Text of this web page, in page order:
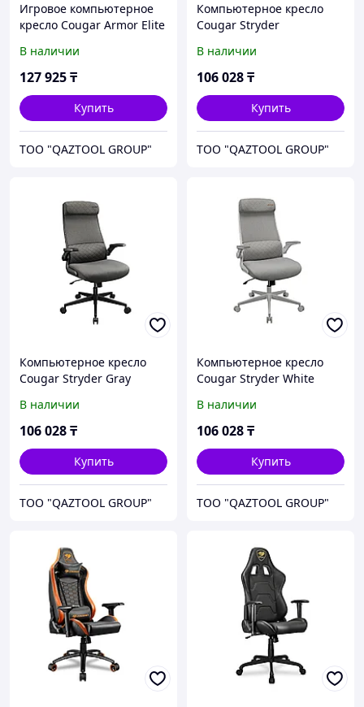
Игровое компьютерное
кресло Cougar Armor Elite
В наличии
127 925₸
Купить
TOO "QAZTOOL GROUP"
Компьютерное кресло
Cougar Stryder
В наличии
106 028₸
Купить
TOO "QAZTOOL GROUP"
Компьютерное кресло
Cougar Stryder Gray
В наличии
106 028₸
Купить
TOO "QAZTOOL GROUP"
Компьютерное кресло
Cougar Stryder White
В наличии
106 028₸
Купить
TOO "QAZTOOL GROUP"